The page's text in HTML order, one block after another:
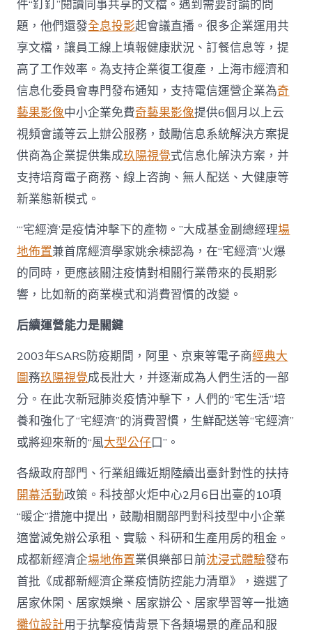
件“釘釘”閱讀同事共享的文檔。遇到需要討論的問
題，他們還發全息投影起會議直播。很多企業運用共
享文檔，讓員工線上填報健康狀況、訂餐信息等，提
高了工作效率。為支持企業復工復產，上海市經濟和
信息化委員會專門發布通知，支持電信運營企業為奇
藝果影像中小企業免費奇藝果影像提供6個月以上云
視頻會議等云上辦公服務，鼓勵信息系統解決方案提
供商為企業提供集成玖陽視覺式信息化解決方案，并
支持培育電子商務、線上咨詢、無人配送、大健康等
新業態新模式。
“‘宅經濟’是疫情沖擊下的產物。”大成基金副總經理場
地佈置兼首席經濟學家姚余棟認為，在“宅經濟”火爆
的同時，更應該關注疫情對相關行業帶來的長期影
響，比如新的商業模式和消費習慣的改變。
后續運營能力是關鍵
2003年SARS防疫期間，阿里、京東等電子商經典大
圖務玖陽視覺成長壯大，并逐漸成為人們生活的一部
分。在此次新冠肺炎疫情沖擊下，人們的“宅生活”培
養和強化了“宅經濟”的消費習慣，生鮮配送等“宅經濟”
或將迎來新的“風大型公仔口”。
各級政府部門、行業組織近期陸續出臺針對性的扶持
開幕活動政策。科技部火炬中心2月6日出臺的10項
“暖企”措施中提出，鼓勵相關部門對科技型中小企業
適當減免辦公承租、實驗、科研和生產用房的租金。
成都新經濟企場地佈置業俱樂部日前沈浸式體驗發布
首批《成都新經濟企業疫情防控能力清單》，遴選了
居家休閑、居家娛樂、居家辦公、居家學習等一批適
攤位設計用于抗擊疫情背景下各類場景的產品和服